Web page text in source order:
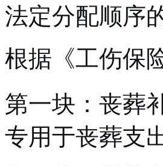
法定分配顺序
根据《工伤保
第一块：丧葬
专用于丧葬支出